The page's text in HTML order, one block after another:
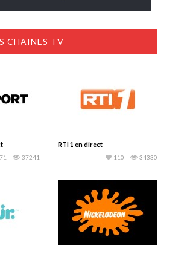
CHAINES TV
37241
71
RTI 1 en direct
34330
110